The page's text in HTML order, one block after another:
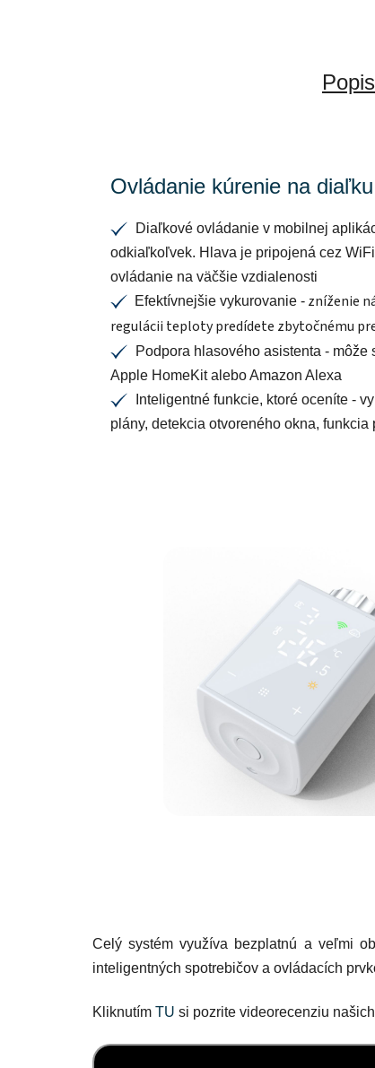
Popis
Ovládanie kúrenie na
✔ Diaľkové ovládanie v mobilnej
odkiaľkoľvek. Hlava je pripojená cez
ovládanie na väčšie vzdialenosti
✔ Efektívnejšie vykurovanie - zníženie
regulácii teploty predídete zbytočnému
✔ Podpora hlasového asistenta - môže
Apple HomeKit alebo Amazon Alexa
✔
Inteligentné funkcie, ktoré oceníte -
plány, detekcia otvoreného okna,
Celý systém využíva bezplatnú a veľmi
inteligentných spotrebičov a ovládacích
Kliknutím TU si pozrite videorecenziu